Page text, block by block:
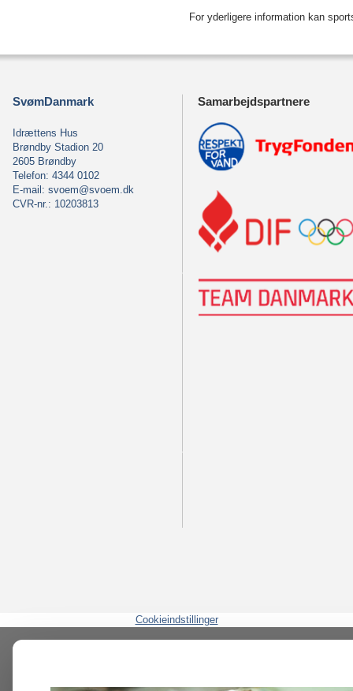
For yderligere information kan
SvømDanmark
Idrættens Hus
Brøndby Stadion 20
2605 Brøndby
Telefon: 4344 0102
E-mail: svoem@svoem.dk
CVR-nr.: 10203813
Samarbejdspartnere
Cookieindstillinger